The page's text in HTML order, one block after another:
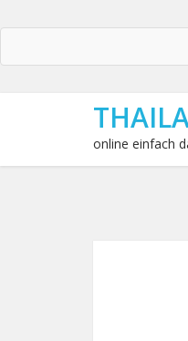
online einfach